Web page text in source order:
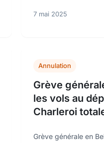
7 mai 2025
Annulation
Grève
les vols au
Charleroi
Grève générale en